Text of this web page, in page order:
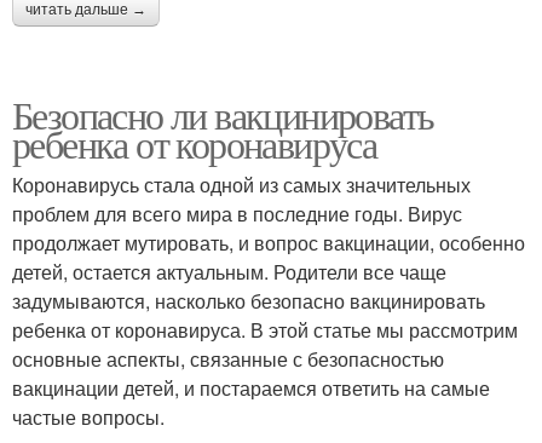
читать дальше →
Безопасно ли вакцинировать
ребенка от коронавируса
Коронавирусь стала одной из самых значительных
проблем для всего мира в последние годы. Вирус
продолжает мутировать, и вопрос вакцинации, особенно
детей, остается актуальным. Родители все чаще
задумываются, насколько безопасно вакцинировать
ребенка от коронавируса. В этой статье мы рассмотрим
основные аспекты, связанные с безопасностью
вакцинации детей, и постараемся ответить на самые
частые вопросы.